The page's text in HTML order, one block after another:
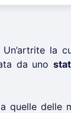
la
da uno
quelle delle